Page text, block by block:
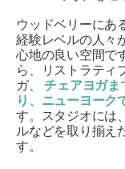
ウッドベリーにあ
経験レベルの人々
心地の良い空間で
ら、リストラティ
ガ、チェアヨガま
り、ニューヨーク
す。スタジオには
ルなどを取り揃え
す。